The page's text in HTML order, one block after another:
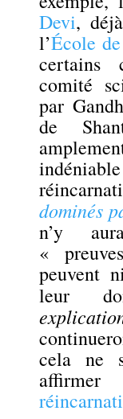
Devi,
l’École
certains
comité
par
de
dominés
n’y
«
peuvent
leur
cela ne